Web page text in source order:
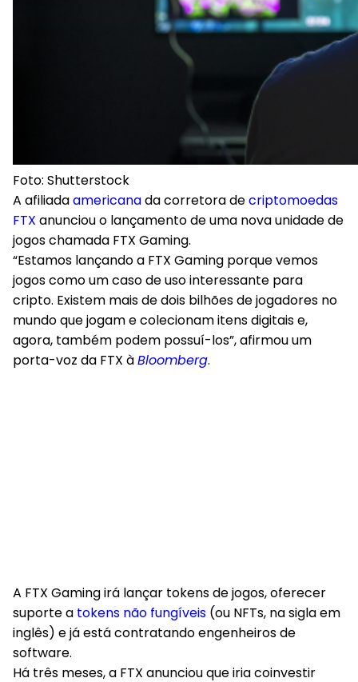
Foto: Shutterstock
A afiliadaamericanada corretora decriptomoedas
FTX anunciou o lançamento de uma nova unidade de
jogos chamada FTX Gaming.
“Estamos lançando a FTX Gaming porque vemos
jogos como um caso de uso interessante para
cripto. Existem mais de dois bilhões de jogadores no
mundo que jogam e colecionam itens digitais e,
agora, também podem possuí-los”, afirmou um
porta-voz da FTX àBloomberg.
A FTX Gaming irá lançar tokens de jogos, oferecer
suporte a tokens não fungíveis (ou NFTs, na sigla em
inglês) e já está contratando engenheiros de
software.
Há três meses, a FTX anunciou que iria coinvestir